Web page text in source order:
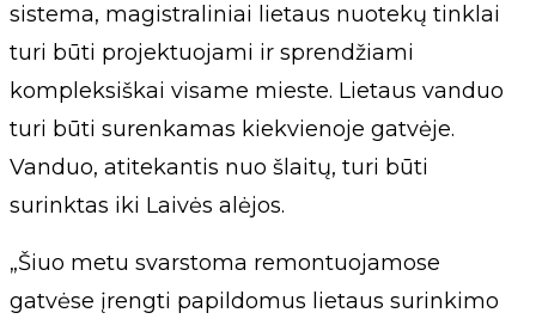
sistema, magistraliniai lietaus nuotekų tinklai
turi būti projektuojami ir sprendžiami
kompleksiškai visame mieste. Lietaus vanduo
turi būti surenkamas kiekvienoje gatvėje.
Vanduo, atitekantis nuo šlaitų, turi būti
surinktas iki Laivės alėjos.
„Šiuo metu svarstoma remontuojamose
gatvėse įrengti papildomus lietaus surinkimo